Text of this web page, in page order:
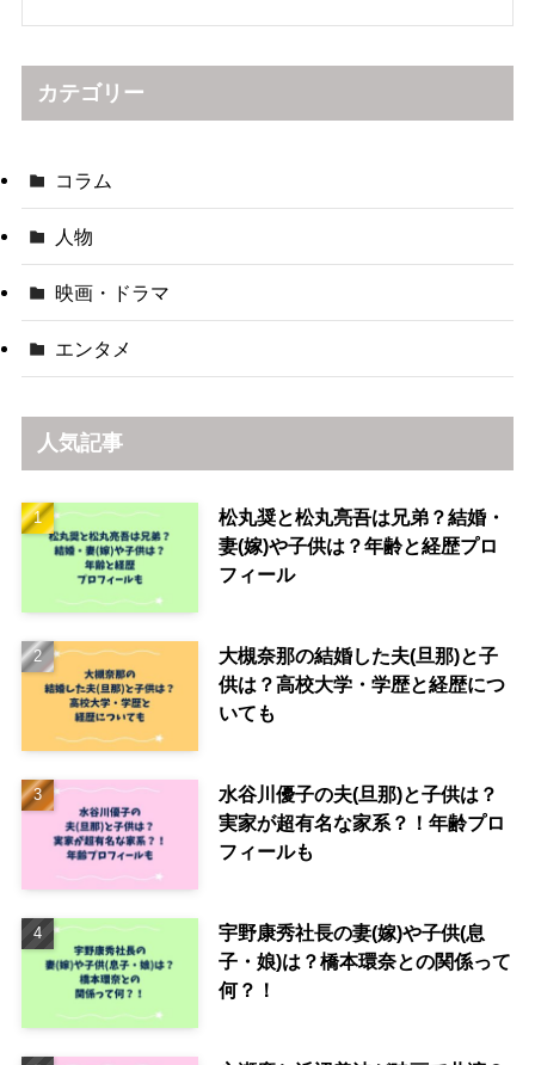
カテゴリー
コラム
人物
映画・ドラマ
エンタメ
人気記事
松丸奨と松丸亮吾は兄弟？結婚・
妻(嫁)や子供は？年齢と経歴プロ
フィール
大槻奈那の結婚した夫(旦那)と子
供は？高校大学・学歴と経歴につ
いても
水谷川優子の夫(旦那)と子供は？
実家が超有名な家系？！年齢プロ
フィールも
宇野康秀社長の妻(嫁)や子供(息
子・娘)は？橋本環奈との関係って
何？！